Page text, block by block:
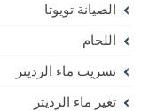
الصيانة تويوتا
اللحام
تسريب ماء الرديتر
تغير ماء الرديتر